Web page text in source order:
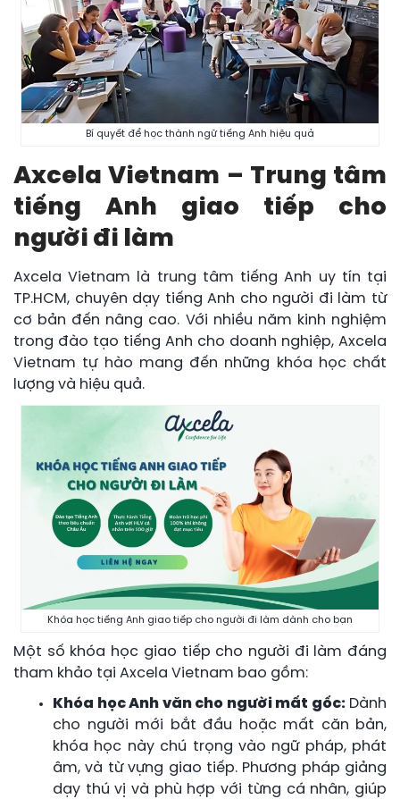
Bí quyết để học thành ngữ tiếng Anh hiệu quả
Axcela Vietnam – Trung tâm
tiếng Anh giao tiếp cho
người đi làm
Axcela Vietnam là trung tâm tiếng Anh uy tín tại
TP.HCM, chuyên dạy tiếng Anh cho người đi làm từ
cơ bản đến nâng cao. Với nhiều năm kinh nghiệm
trong đào tạo tiếng Anh cho doanh nghiệp, Axcela
Vietnam tự hào mang đến những khóa học chất
lượng và hiệu quả.
Khóa học tiếng Anh giao tiếp cho người đi làm dành cho bạn
Một số khóa học giao tiếp cho người đi làm đáng
tham khảo tại Axcela Vietnam bao gồm:
Khóa học Anh văn cho người mất gốc:Dành
cho người mới bắt đầu hoặc mất căn bản,
khóa học này chú trọng vào ngữ pháp, phát
âm, và từ vựng giao tiếp. Phương pháp giảng
dạy thú vị và phù hợp với từng cá nhân, giúp